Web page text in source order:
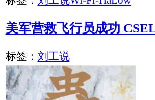
Wi-Fi HaLow优点缺点介绍
标签：Wi-Fi-HaLow
Wi-Fi HaLow（802.11ah）技术原
标签： Wi-Fi-HaLow
Wi-Fi HaLow技术的优势在哪里？